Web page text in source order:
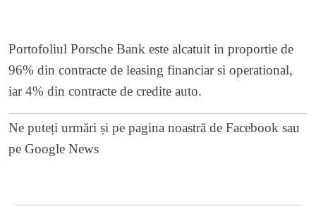
Portofoliul Porsche Bank este alcatuit in proportie de
96% din contracte de leasing financiar si operational,
iar 4% din contracte de credite auto.
Ne puteți urmări și pe pagina noastră de Facebook sau
pe Google News